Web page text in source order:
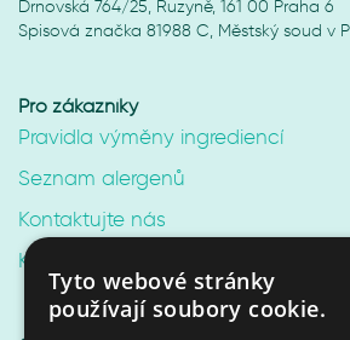
Drnovská 764/25, Ruzyně, 161 00 Praha 6
Spisová značka 81988 C, Městský soud v
Pro zákazníky
Pravidla výměny ingrediencí
Seznam alergenů
Kontaktujte nás
Kariéra v Puzzle Salads
Tyto webové stránky
používají soubory cookie.